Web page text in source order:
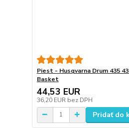
Piest - Husqvarna Drum 435
Basket
44,53 EUR
36,20 EUR bez DPH
Pridať do